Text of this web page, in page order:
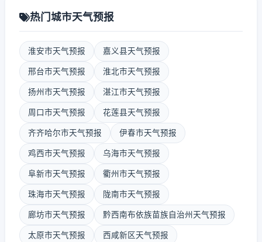
热门城市天气预报
淮安市天气预报 嘉义县天气预报
邢台市天气预报 淮北市天气预报
扬州市天气预报 湛江市天气预报
周口市天气预报 花莲县天气预报
齐齐哈尔市天气预报 伊春市天气预报
鸡西市天气预报 乌海市天气预报
阜新市天气预报 衢州市天气预报
珠海市天气预报 陇南市天气预报
廊坊市天气预报 黔西南布依族苗族自治州天气预报
太原市天气预报 西咸新区天气预报